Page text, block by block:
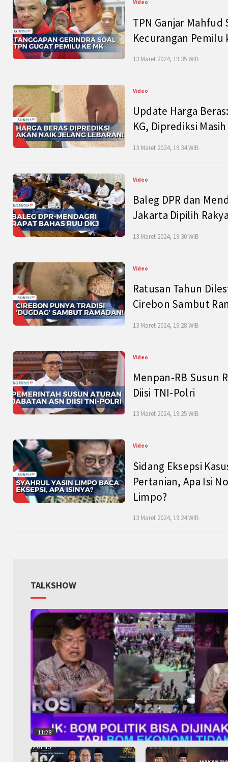
Video
TPN Ganjar Mahfud
Kecurangan Pemilu
13 Maret 2024, 19:35 WIB
Video
Update Harga
KG, Diprediksi
13 Maret 2024, 19:34 WIB
Video
Baleg DPR dan
Jakarta Dipilih
13 Maret 2024, 19:30 WIB
Video
Ratusan Tahun
Cirebon Sambut
13 Maret 2024, 19:28 WIB
Video
Menpan-RB Susun
Diisi TNI-Polri
13 Maret 2024, 19:25 WIB
Video
Sidang Eksepsi
Pertanian, Apa Isi
Limpo?
13 Maret 2024, 19:24 WIB
TALKSHOW
11:28